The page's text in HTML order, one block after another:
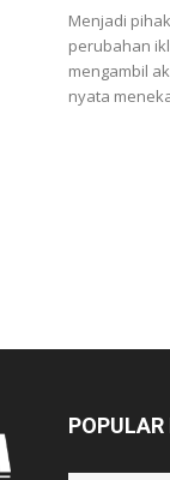
Menjadi
perubahan
mengambil
nyata